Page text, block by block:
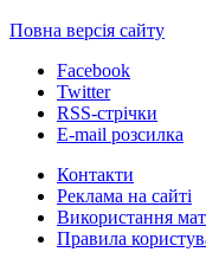
Повна версія сайту
Facebook
Twitter
RSS-стрічки
E-mail розсилка
Контакти
Реклама на сайті
Використання
Правила